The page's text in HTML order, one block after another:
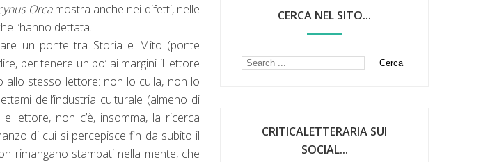
Orcamostra anche nei difetti, nelle
l’hanno dettata.
un ponte tra Storia e Mito (ponte
per tenere un po’ ai margini il lettore
allo stesso lettore: non lo culla, non lo
dell’industria culturale (almeno di
lettore, non c’è, insomma, la ricerca
di cui si percepisce fin da subito il
rimangano stampati nella mente, che
CERCA NEL SITO...
CRITICALETTERARIA SUI
SOCIAL...